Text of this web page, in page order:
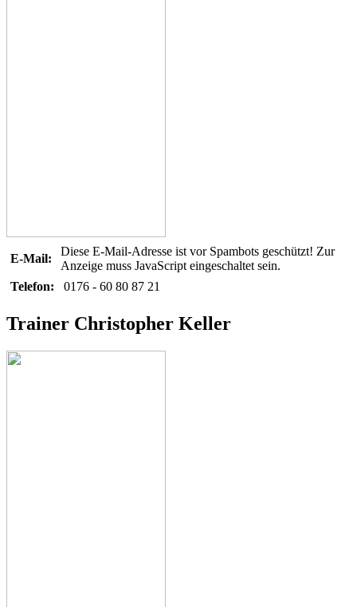
E-Mail:
Diese E-Mail-Adresse ist vor Spambots geschützt! Zur
Anzeige muss JavaScript eingeschaltet sein.
Telefon:
0176 - 60 80 87 21
Trainer Christopher Keller